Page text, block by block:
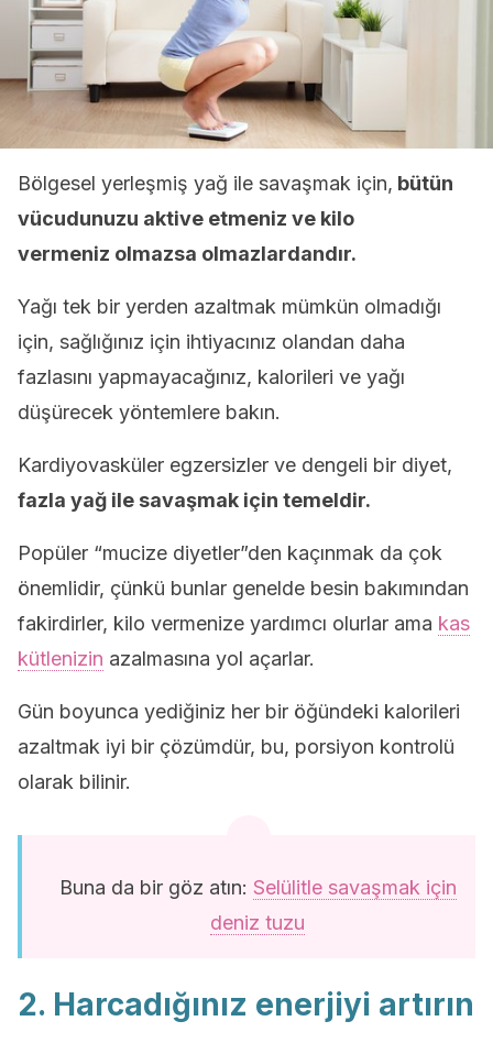
Bölgesel yerleşmiş yağ ile savaşmak için, bütün
vücudunuzu aktive etmeniz ve kilo
vermeniz olmazsa olmazlardandır.
Yağı tek bir yerden azaltmak mümkün olmadığı
için, sağlığınız için ihtiyacınız olandan daha
fazlasını yapmayacağınız, kalorileri ve yağı
düşürecek yöntemlere bakın.
Kardiyovasküler egzersizler ve dengeli bir diyet,
fazla yağ ile savaşmak için temeldir.
Popüler “mucize diyetler”den kaçınmak da çok
önemlidir, çünkü bunlar genelde besin bakımından
fakirdirler, kilo vermenize yardımcı olurlar ama kas
kütlenizin azalmasına yol açarlar.
Gün boyunca yediğiniz her bir öğündeki kalorileri
azaltmak iyi bir çözümdür, bu, porsiyon kontrolü
olarak bilinir.
Buna da bir göz atın: Selülitle savaşmak için
deniz tuzu
2. Harcadığınız enerjiyi artırın